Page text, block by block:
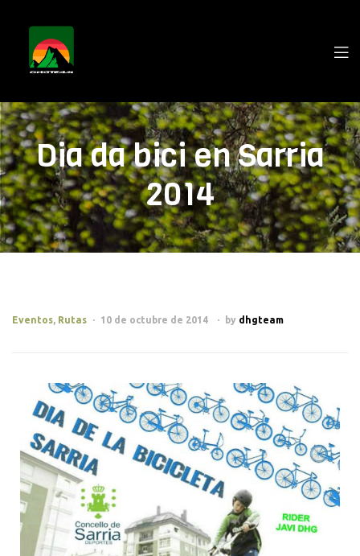
Dia da bici en Sarria
2014
Eventos, Rutas 10 de octubre de 2014 by dhgteam